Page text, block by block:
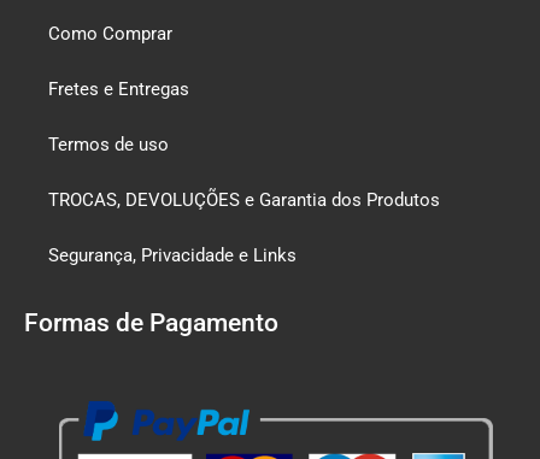
Como Comprar
Fretes e Entregas
Termos de uso
TROCAS, DEVOLUÇÕES e Garantia dos Produtos
Segurança, Privacidade e Links
Formas de Pagamento